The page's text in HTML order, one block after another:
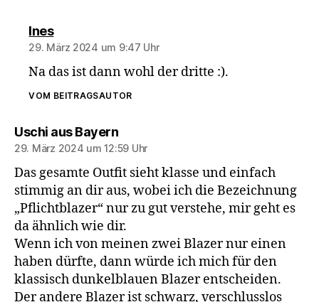
Inessagt:
29. März 2024 um 9:47 Uhr
Na das ist dann wohl der dritte :).
VOM BEITRAGSAUTOR
Uschi aus Bayernsagt:
29. März 2024 um 12:59 Uhr
Das gesamte Outfit sieht klasse und einfach
stimmig an dir aus, wobei ich die Bezeichnung
„Pflichtblazer“ nur zu gut verstehe, mir geht es
da ähnlich wie dir.
Wenn ich von meinen zwei Blazer nur einen
haben dürfte, dann würde ich mich für den
klassisch dunkelblauen Blazer entscheiden.
Der andere Blazer ist schwarz, verschlusslos